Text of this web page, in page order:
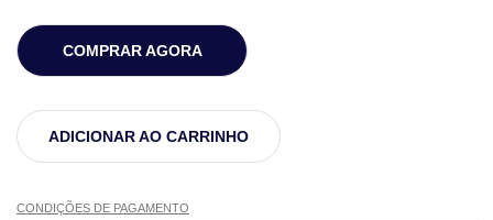
COMPRAR AGORA
ADICIONAR AO CARRINHO
CONDIÇÕES DE PAGAMENTO